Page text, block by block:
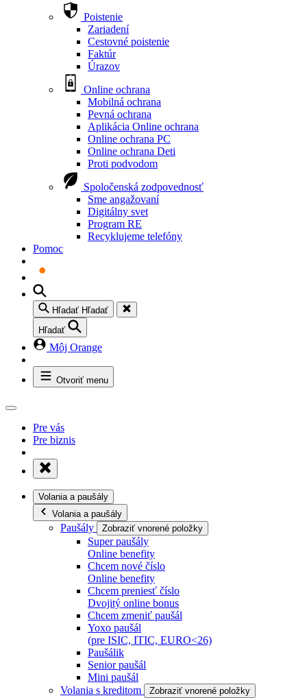
Poistenie
Zariadení
Cestovné poistenie
Faktúr
Úrazov
Online ochrana
Mobilná ochrana
Pevná ochrana
Aplikácia Online ochrana
Online ochrana PC
Online ochrana Deti
Proti podvodom
Spoločenská zodpovednosť
Sme angažovaní
Digitálny svet
Program RE
Recyklujeme telefóny
Pomoc
Hľadať Hľadať
Hľadať
Môj Orange
Otvoriť menu
Pre vás
Pre biznis
Volania a paušály
Volania a paušály
Paušály Zobraziť vnorené položky
Super paušály
Online benefity
Chcem nové číslo
Online benefity
Chcem preniesť číslo
Dvojitý online bonus
Chcem zmeniť paušál
Yoxo paušál
(pre ISIC, ITIC, EURO<26)
Paušálik
Senior paušál
Mini paušál
Volania s kreditom
Zobraziť vnorené položky